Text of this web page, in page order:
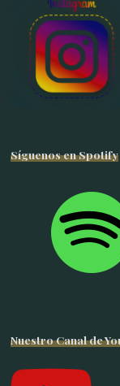
Síguenos en Spotify
Nuestro Canal de